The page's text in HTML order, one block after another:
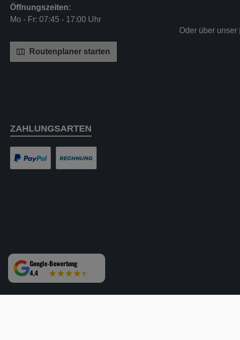
Oder über unser
ZAHLUNGSARTEN
Öffnungszeiten:
Mo - Fr: 07:45 - 17:00 Uhr
Routenplaner starten
Google-Bewertung
4,4